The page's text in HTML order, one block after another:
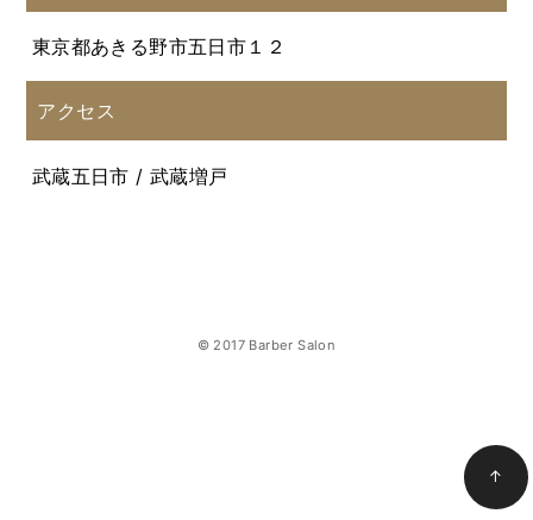
東京都あきる野市五日市１２
アクセス
武蔵五日市 / 武蔵増戸
© 2017 Barber Salon
↑